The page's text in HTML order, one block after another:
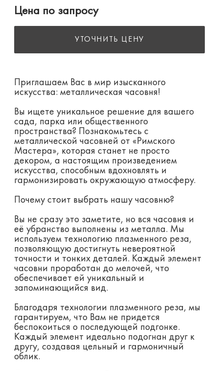
Цена по запросу
УТОЧНИТЬ ЦЕНУ
Приглашаем Вас в мир изысканного
искусства: металлическая часовня!
Вы ищете уникальное решение для вашего
сада, парка или общественного
пространства? Познакомьтесь с
металлической часовней от «Римского
Мастера», которая станет не просто
декором, а настоящим произведением
искусства, способным вдохновлять и
гармонизировать окружающую атмосферу.
Почему стоит выбрать нашу часовню?
Вы не сразу это заметите, но вся часовня и
её убранство выполнены из металла. Мы
используем технологию плазменного реза,
позволяющую достигнуть невероятной
точности и тонких деталей. Каждый элемент
часовни проработан до мелочей, что
обеспечивает ей уникальный и
запоминающийся вид.
Благодаря технологии плазменного реза, мы
гарантируем, что Вам не придется
беспокоиться о последующей подгонке.
Каждый элемент идеально подогнан друг к
другу, создавая цельный и гармоничный
облик.